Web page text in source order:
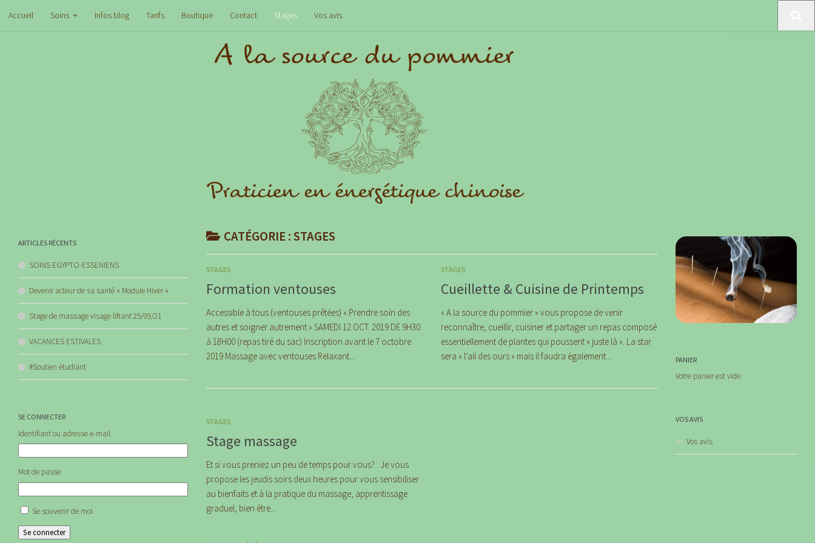
Accueil Soins Infos blog Tarifs Boutique Contact Stages Vos avis
CATÉGORIE :STAGES
STAGES
Formation ventouses
Accessible à tous (ventouses prêtées) « Prendre soin des
autres et soigner autrement » SAMEDI 12 OCT. 2019 DE 9H30
à 18H00 (repas tiré du sac) Inscription avant le 7 octobre
2019 Massage avec ventouses Relaxant...
STAGES
Cueillette & Cuisine de Printemps
« A la source du pommier » vous propose de venir
reconnaître, cueillir, cuisiner et partager un repas composé
essentiellement de plantes qui poussent « juste là ». La star
sera « l’ail des ours » mais il faudra également...
STAGES
Stage massage
Et si vous preniez un peu de temps pour vous? : Je vous
propose les jeudis soirs deux heures pour vous sensibiliser
au bienfaits et à la pratique du massage, apprentissage
graduel, bien être...
ARTICLES RÉCENTS
SOINS EGYPTO-ESSENIENS
Devenir acteur de sa santé « Module Hiver »
Stage de massage visage liftant 25/09/21
VACANCES ESTIVALES
#Soutien étudiant
SE CONNECTER
Identifiant ou adresse e-mail
Mot de passe
Se souvenir de moi
Se connecter
PANIER
Votre panier est vide.
VOS AVIS
Vos avis